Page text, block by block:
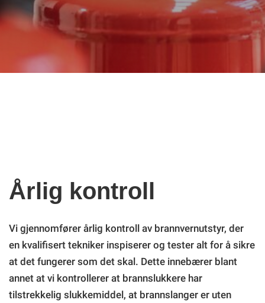
Årlig kontroll
Vi gjennomfører årlig kontroll av brannvernutstyr, der
en kvalifisert tekniker inspiserer og tester alt for å sikre
at det fungerer som det skal. Dette innebærer blant
annet at vi kontrollerer at brannslukkere har
tilstrekkelig slukkemiddel, at brannslanger er uten